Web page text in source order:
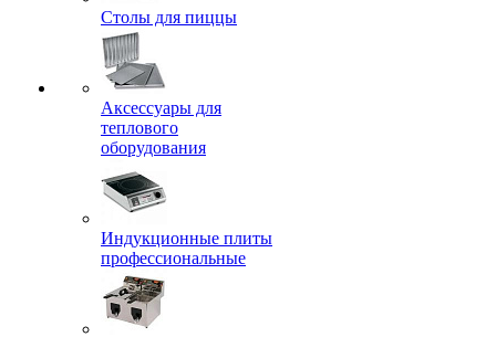
Столы для пиццы
Аксессуары для
теплового
оборудования
Индукционные плиты
профессиональные